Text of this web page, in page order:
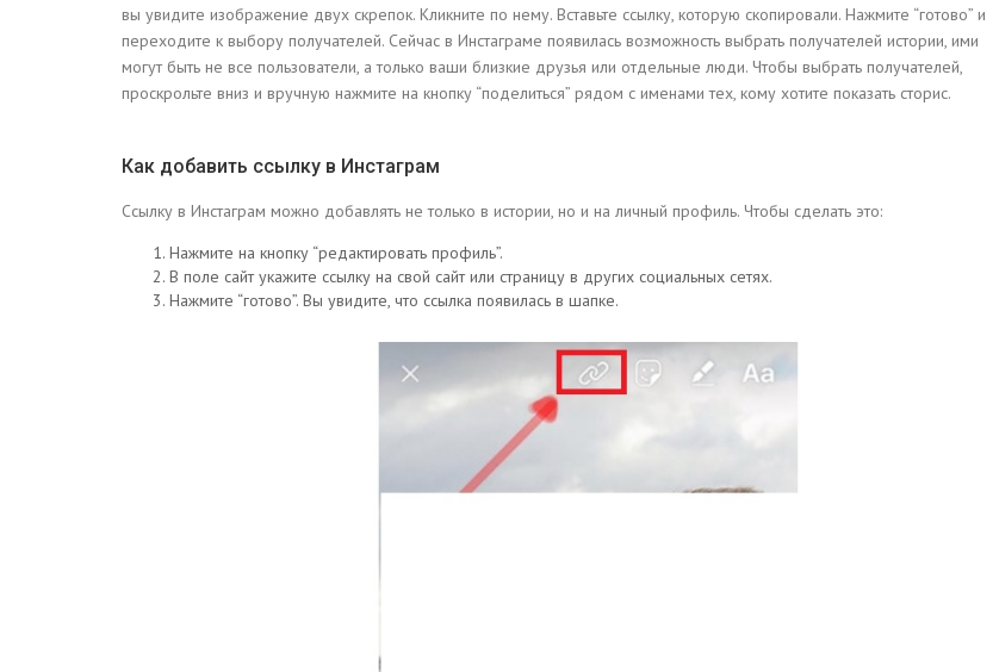
вы увидите изображение двух скрепок. Кликните по нему. Вставьте ссылку, которую скопировали. Нажмите “готово” и
переходите к выбору получателей. Сейчас в Инстаграме появилась возможность выбрать получателей истории, ими
могут быть не все пользователи, а только ваши близкие друзья или отдельные люди. Чтобы выбрать получателей,
проскрольте вниз и вручную нажмите на кнопку “поделиться” рядом с именами тех, кому хотите показать сторис.
Как добавить ссылку в Инстаграм
Ссылку в Инстаграм можно добавлять не только в истории, но и на личный профиль. Чтобы сделать это:
Нажмите на кнопку “редактировать профиль”.
В поле сайт укажите ссылку на свой сайт или страницу в других социальных сетях.
Нажмите “готово”. Вы увидите, что ссылка появилась в шапке.